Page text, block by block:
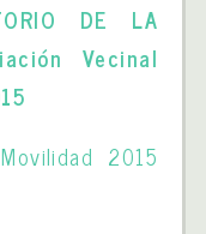
DE LA
Vecinal